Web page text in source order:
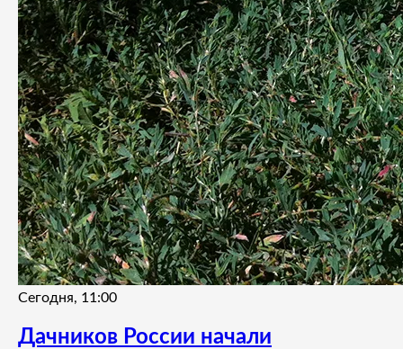
Сегодня, 11:00
Дачников России начали